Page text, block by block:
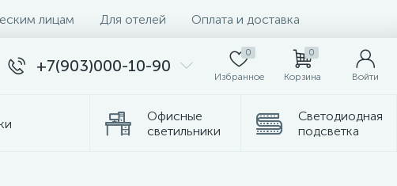
лицам Для отелей Оплата и доставка
+7(903)000-10-90
0
Избранное
0
Корзина Войти
Офисные
светильники
Светодиодная
подсветка